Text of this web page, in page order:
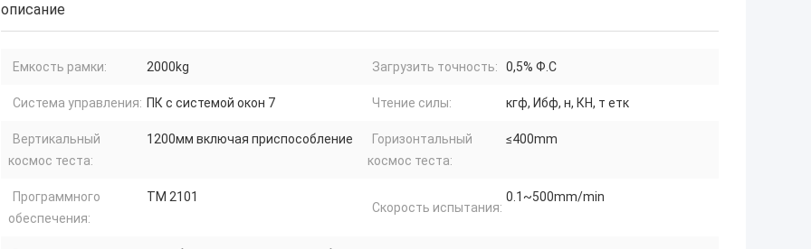
описание
Емкость рамки: 2000kg Загрузить точность: 0,5% Ф.С
Система управления: ПК с системой окон 7 Чтение силы: кгф, Ибф, н, КН, т етк
Вертикальный
космос теста:
1200мм включая приспособление
Горизонтальный
космос теста:
≤400mm
Программного
обеспечения:
ТМ 2101
Скорость испытания:
0.1~500mm/min